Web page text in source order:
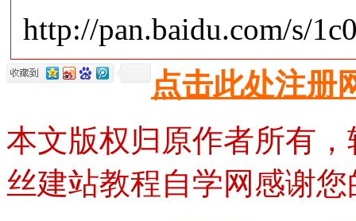
http://pan.baidu.com/s/
点击此处注册
本文版权归原作者所有
丝建站教程自学网感谢